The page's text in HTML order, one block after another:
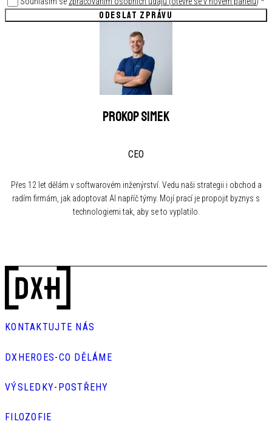
ODESLAT ZPRÁVU
Prokop Simek
CEO
Přes 12 let dělám v softwarovém inženýrství. Vedu naši strategii i obchod a
radím firmám, jak adoptovat AI napříč týmy. Mojí prací je propojit byznys s
technologiemi tak, aby se to vyplatilo.
KONTAKTUJTE NÁS
DXHEROES-CO DĚLÁME
VÝSLEDKY- POSTŘEHY
FILOZOFIE